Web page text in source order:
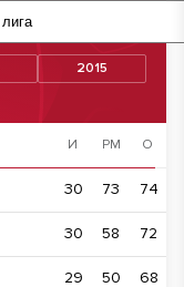
2015
И РМ О
30 73 74
30 58 72
29 50 68